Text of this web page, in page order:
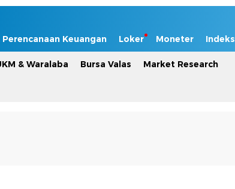
Perencanaan Keuangan Loker Moneter Indeks
& Waralaba Bursa Valas Market Research